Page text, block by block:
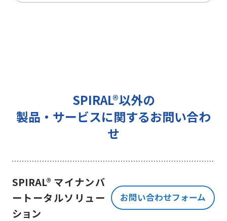
という）に準拠した適切な保護措置
を講じます。
3 個人情報の第三者提供について
き、ご提出いただく個人情報を、貴
はございません。
但し、お客様から同意をいただいた
場合のみ、日本及びアメリカ合衆国
SPIRAL®以外の
製品・サービスに関するお問い合わ
せ
SPIRAL® マイナンバ
ートータルソリュー
ション
お問い合わせフォーム